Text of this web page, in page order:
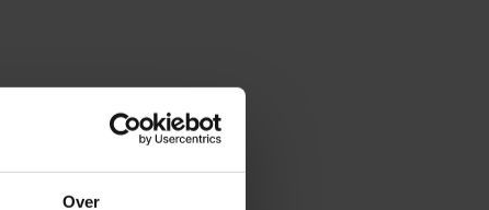
Over